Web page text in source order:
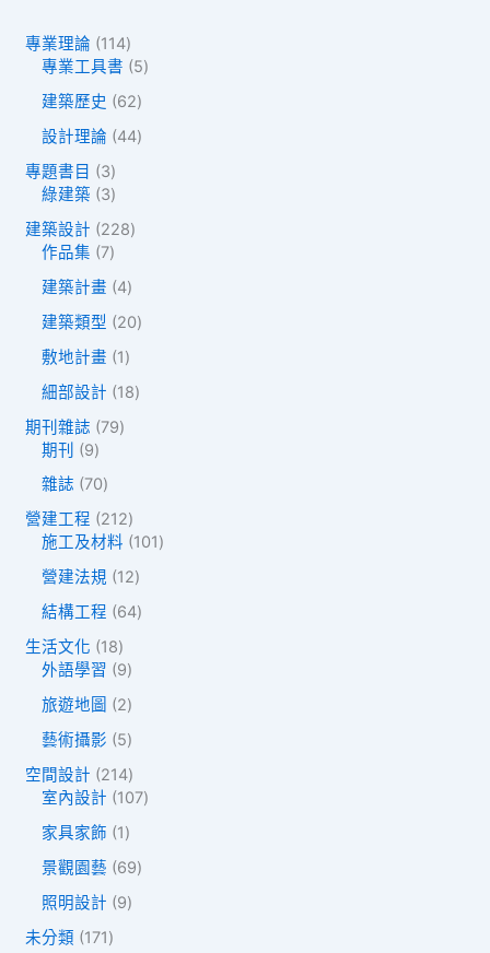
專業理論 1141
1
個
產
專業工具書 55
建築歷史 626
個
設計理論 444
專題書目 33
個
品
綠建築 33
產
品
建築設計 2282
個
產
作品集 77
產
品
建築計畫 44
產
品
建築類型 202
產
敷地計畫 11
產
品
細部設計 181
期刊雜誌 797
品
期刊 99
產
品
雜誌 707
個
產
品
營建工程 2122
1
個
產
施工及材料 1011
營建法規 121
個
結構工程 646
生活文化 181
8
產
品
外語學習 99
產
品
旅遊地圖 22
產
品
藝術攝影 55
產
品
空間設計 2142
1
個
產
室內設計 1071
家具家飾 11
產
品
景觀園藝 696
照明設計 99
未分類 1711